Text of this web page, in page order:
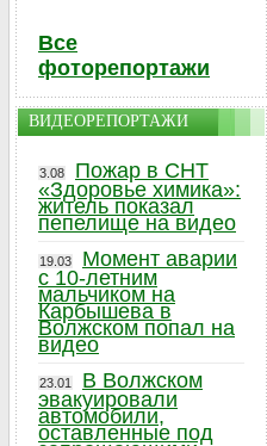
Все
фоторепортажи
ВИДЕОРЕПОРТАЖИ
3.08
Пожар в СНТ
«Здоровье химика»:
житель показал
пепелище на видео
19.03
Момент аварии
с 10-летним
мальчиком на
Карбышева в
Волжском попал на
видео
23.01
В Волжском
эвакуировали
автомобили,
оставленные под